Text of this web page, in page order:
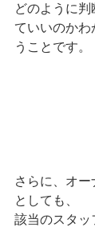
どのように
ていいのか
うことです。
さらに、オ
としても、
該当のスタッ